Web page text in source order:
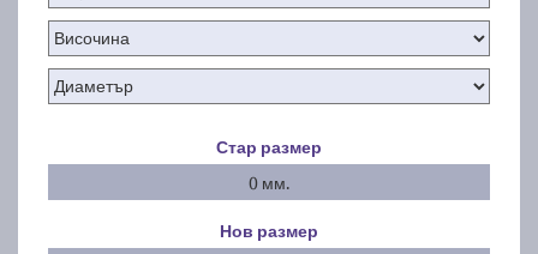
Стар размер
0 мм.
Нов размер